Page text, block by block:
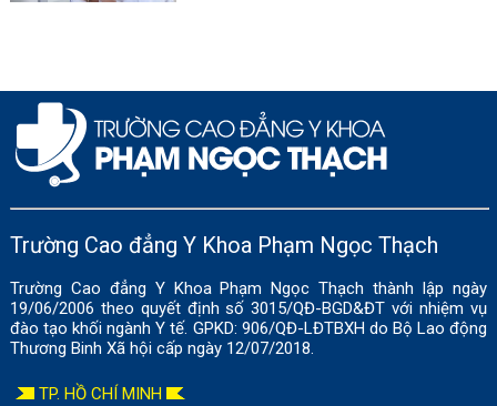
Trường Cao đẳng Y Khoa Phạm Ngọc Thạch
Trường Cao đẳng Y Khoa Phạm Ngọc Thạch thành lập ngày
19/06/2006 theo quyết định số 3015/QĐ-BGD&ĐT với nhiệm vụ
đào tạo khối ngành Y tế. GPKD: 906/QĐ-LĐTBXH do Bộ Lao động
Thương Binh Xã hội cấp ngày 12/07/2018.
TP. HỒ CHÍ MINH